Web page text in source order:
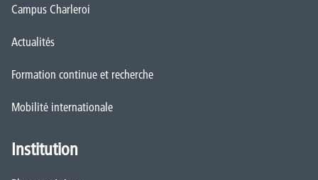
Campus Charleroi
Actualités
Formation continue et recherche
Mobilité internationale
Institution